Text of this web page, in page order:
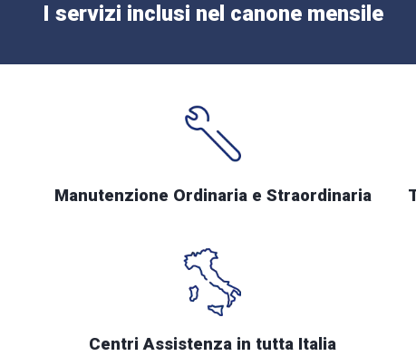
I servizi inclusi nel canone mensile
Manutenzione Ordinaria e Straordinaria
Centri Assistenza in tutta Italia